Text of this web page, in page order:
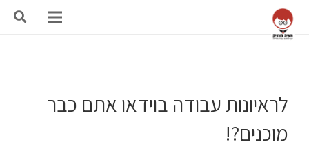
לראיונות עבודה בוידאו אתם כבר
מוכנים?!